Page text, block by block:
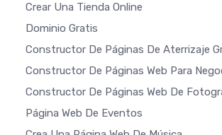
Crear Una Tienda Online
Dominio Gratis
Constructor De Páginas De Aterrizaje
Constructor De Páginas Web Para
Constructor De Páginas Web De
Página Web De Eventos